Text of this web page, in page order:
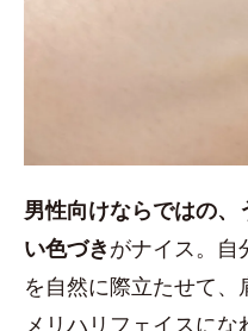
男性向けならではの、
い色づきがナイス。自
を自然に際立たせて
メリハリフェイスに